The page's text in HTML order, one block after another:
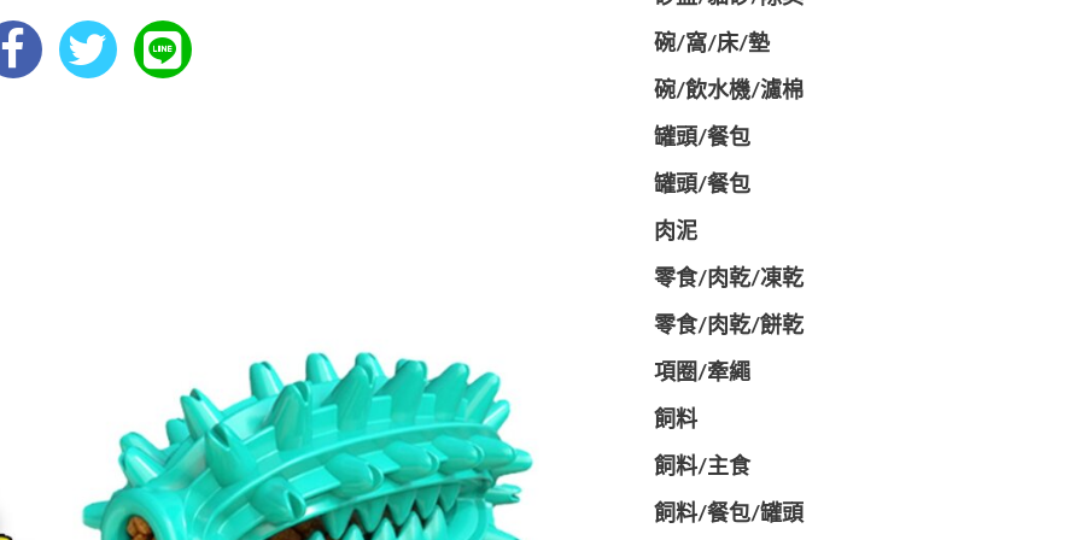
碗/窩/床/墊
碗/飲水機/濾棉
罐頭/餐包
罐頭/餐包
肉泥
零食/肉乾/凍乾
零食/肉乾/餅乾
項圈/牽繩
飼料
飼料/主食
飼料/餐包/罐頭